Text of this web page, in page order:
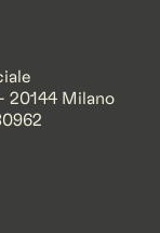
20144 Milano